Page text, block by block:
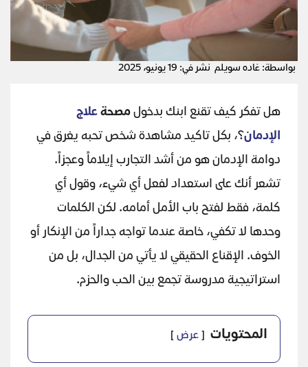
بواسطة: غاده سويلم نشر في: 19 يونيو، 2025
هل تفكر كيف تقنع ابنك بدخولمصحةعلاج
الإدمان؟، بكل تاكيد مشاهدة شخص تحبه يغرق في
دوامة الإدمان هو من أشد التجارب إيلاماً وعجزاً.
تشعر أنك على استعداد لفعل أي شيء، وقول أي
كلمة، فقط لفتح باب الأمل أمامه. لكن الكلمات
وحدها لا تكفي، خاصة عندما تواجه جداراً من الإنكار أو
الخوف. الإقناع الحقيقي لا يأتي من الجدال، بل من
استراتيجية مدروسة تجمع بين الحب والحزم.
المحتويات عرض